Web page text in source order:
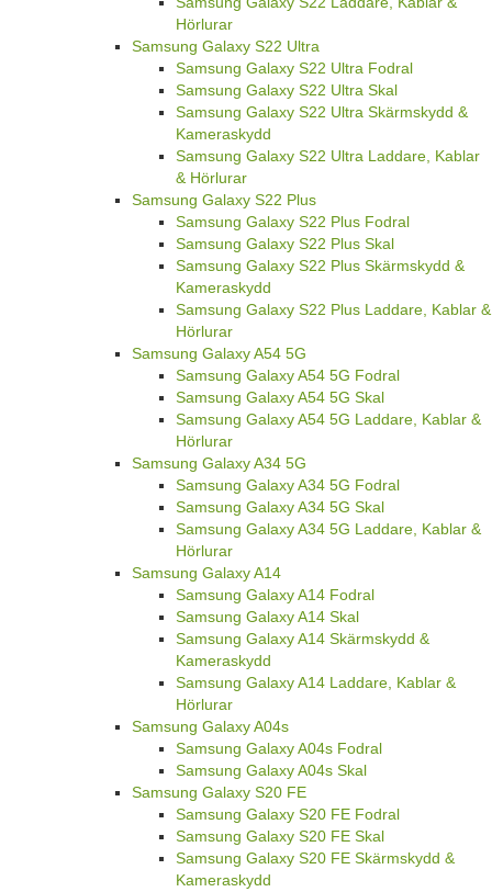
Hörlurar
Samsung Galaxy S22 Ultra
Samsung Galaxy S22 Ultra Fodral
Samsung Galaxy S22 Ultra Skal
Samsung Galaxy S22 Ultra Skärmskydd &
Kameraskydd
Samsung Galaxy S22 Ultra Laddare, Kablar
& Hörlurar
Samsung Galaxy S22 Plus
Samsung Galaxy S22 Plus Fodral
Samsung Galaxy S22 Plus Skal
Samsung Galaxy S22 Plus Skärmskydd &
Kameraskydd
Samsung Galaxy S22 Plus Laddare, Kablar &
Hörlurar
Samsung Galaxy A54 5G
Samsung Galaxy A54 5G Fodral
Samsung Galaxy A54 5G Skal
Samsung Galaxy A54 5G Laddare, Kablar &
Hörlurar
Samsung Galaxy A34 5G
Samsung Galaxy A34 5G Fodral
Samsung Galaxy A34 5G Skal
Samsung Galaxy A34 5G Laddare, Kablar &
Hörlurar
Samsung Galaxy A14
Samsung Galaxy A14 Fodral
Samsung Galaxy A14 Skal
Samsung Galaxy A14 Skärmskydd &
Kameraskydd
Samsung Galaxy A14 Laddare, Kablar &
Hörlurar
Samsung Galaxy A04s
Samsung Galaxy A04s Fodral
Samsung Galaxy A04s Skal
Samsung Galaxy S20 FE
Samsung Galaxy S20 FE Fodral
Samsung Galaxy S20 FE Skal
Samsung Galaxy S20 FE Skärmskydd &
Kameraskydd